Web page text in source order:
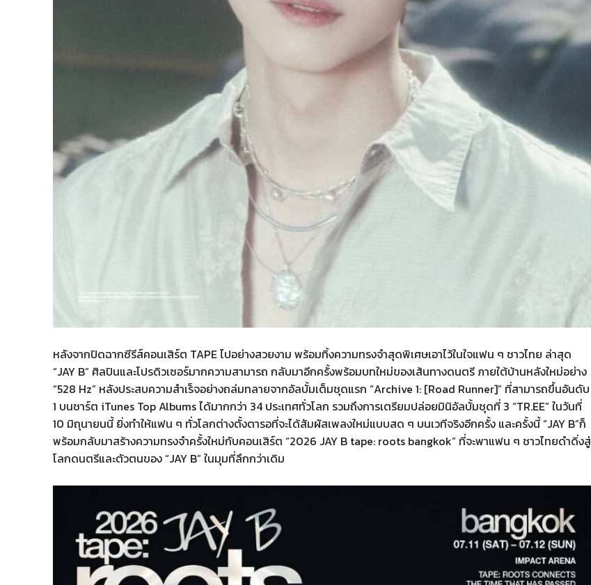
หลังจากปิดฉากซีรีส์คอนเสิร์ต TAPE ไปอย่างสวยงาม พร้อมทิ้งความทรงจำสุดพิเศษเอาไว้ในใจแฟน ๆ ชาวไทย ล่าสุด
“JAY B” ศิลปินและโปรดิวเซอร์มากความสามารถ กลับมาอีกครั้งพร้อมบทใหม่ของเส้นทางดนตรี ภายใต้บ้านหลังใหม่อย่าง
“528 Hz” หลังประสบความสำเร็จอย่างถล่มทลายจากอัลบั้มเต็มชุดแรก “Archive 1: [Road Runner]” ที่สามารถขึ้นอันดับ
1 บนชาร์ต iTunes Top Albums ได้มากกว่า 34 ประเทศทั่วโลก รวมถึงการเตรียมปล่อยมินิอัลบั้มชุดที่ 3 “TR.EE” ในวันที่
10 มิถุนายนนี้ ยิ่งทำให้แฟน ๆ ทั่วโลกต่างตั้งตารอที่จะได้สัมผัสเพลงใหม่แบบสด ๆ บนเวทีจริงอีกครั้ง และครั้งนี้ “JAY B”ก็
พร้อมกลับมาสร้างความทรงจำครั้งใหม่กับคอนเสิร์ต “2026 JAY B tape: roots bangkok” ที่จะพาแฟน ๆ ชาวไทยดำดิ่งสู่
โลกดนตรีและตัวตนของ “JAY B” ในมุมที่ลึกกว่าเดิม